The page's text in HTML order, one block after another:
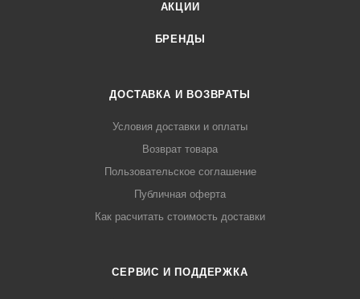
АКЦИИ
БРЕНДЫ
ДОСТАВКА И ВОЗВРАТЫ
Условия доставки и оплаты
Возврат товара
Пользовательское соглашение
Публичная оферта
Как расчитать стоимость доставки
СЕРВИС И ПОДДЕРЖКА